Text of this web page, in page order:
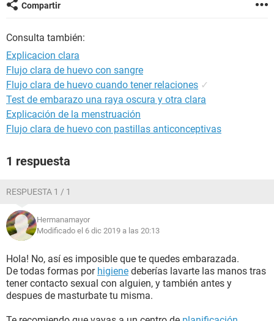
Compartir
Consulta también:
Explicacion clara
Flujo clara de huevo con sangre
Flujo clara de huevo cuando tener relaciones ✓
Test de embarazo una raya oscura y otra clara
Explicación de la menstruación
Flujo clara de huevo con pastillas anticonceptivas
1 respuesta
RESPUESTA 1 / 1
Hermanamayor
Modificado el 6 dic 2019 a las 20:13
Hola! No, así es imposible que te quedes embarazada.
De todas formas por higiene deberías lavarte las manos tras
tener contacto sexual con alguien, y también antes y
despues de masturbate tu misma.